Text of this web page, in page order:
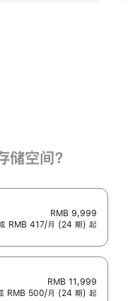
储空⁠间？
RMB 9,999
RMB 417/月 (24 期) 起
RMB 11,999
RMB 500/月 (24 期) 起